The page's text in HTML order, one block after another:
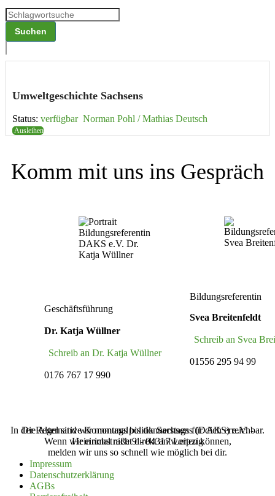
Umwelt­ge­schichte Sachsens
Status: verfügbar Norman Pohl / Mathias Deutsch
Ausleihen
Komm mit uns ins Gespräch
Geschäftsführung
Dr. Katja Wüllner
Schreib an Dr. Katja Wüllner
0176 767 17 990
Bildungsreferentin
Svea Breitenfeldt
Schreib an Svea
01556 295 94 99
Die Alternative Kommunalpolitik Sachsens (‌DAKS‌) e.V. -
Heinrichstraße 9 - 04317 Leipzig
In der Regel sind wir montags bis donnerstags für dich erreichbar.
Wenn wir einmal nicht direkt antworten können,
melden wir uns so schnell wie möglich bei dir.
Impressum
Daten­schutz­er­klärung
AGBs